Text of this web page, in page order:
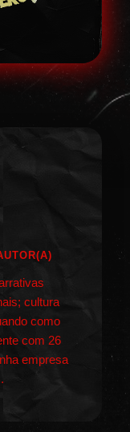
cultura
como
com 26
empresa